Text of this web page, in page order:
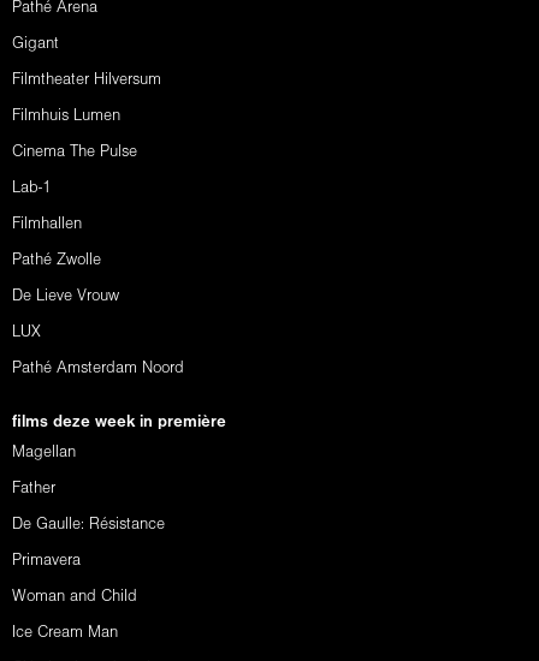
Pathé Arena
Gigant
Filmtheater Hilversum
Filmhuis Lumen
Cinema The Pulse
Lab-1
Filmhallen
Pathé Zwolle
De Lieve Vrouw
LUX
Pathé Amsterdam Noord
films deze week in première
Magellan
Father
De Gaulle: Résistance
Primavera
Woman and Child
Ice Cream Man